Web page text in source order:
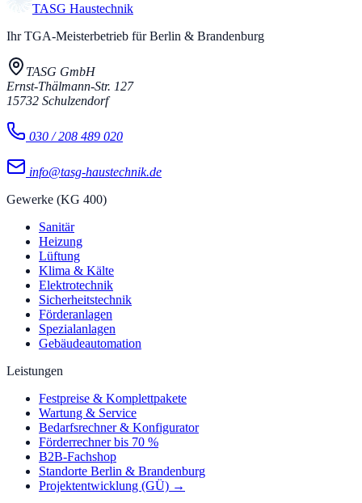
TASG Haustechnik
Ihr TGA-Meisterbetrieb für Berlin & Brandenburg
TASG GmbH
Ernst-Thälmann-Str. 127
15732 Schulzendorf
030 / 208 489 020
info@tasg-haustechnik.de
Gewerke (KG 400)
Sanitär
Heizung
Lüftung
Klima & Kälte
Elektrotechnik
Sicherheitstechnik
Förderanlagen
Spezialanlagen
Gebäudeautomation
Leistungen
Festpreise & Komplettpakete
Wartung & Service
Bedarfsrechner & Konfigurator
Förderrechner bis 70 %
B2B-Fachshop
Standorte Berlin & Brandenburg
Projektentwicklung (GÜ) →